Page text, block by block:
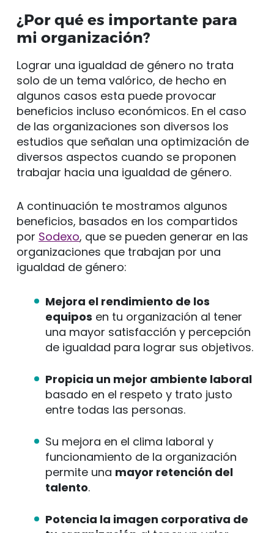
¿Por qué es importante para
mi organización?
Lograr una igualdad de género no trata
solo de un tema valórico, de hecho en
algunos casos esta puede provocar
beneficios incluso económicos. En el caso
de las organizaciones son diversos los
estudios que señalan una optimización de
diversos aspectos cuando se proponen
trabajar hacia una igualdad de género.
A continuación te mostramos algunos
beneficios, basados en los compartidos
por Sodexo, que se pueden generar en las
organizaciones que trabajan por una
igualdad de género:
Mejora el rendimiento de los
equipos en tu organización al tener
una mayor satisfacción y percepción
de igualdad para lograr sus objetivos.
Propicia un mejor ambiente laboral
basado en el respeto y trato justo
entre todas las personas.
Su mejora en el clima laboral y
funcionamiento de la organización
permite una mayor retención del
talento.
Potencia la imagen corporativa de